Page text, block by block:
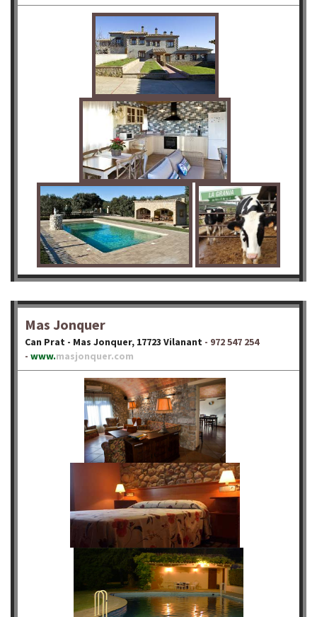
Mas Jonquer
Can Prat - Mas Jonquer, 17723 Vilanant - 972 547 254
- www.masjonquer.com